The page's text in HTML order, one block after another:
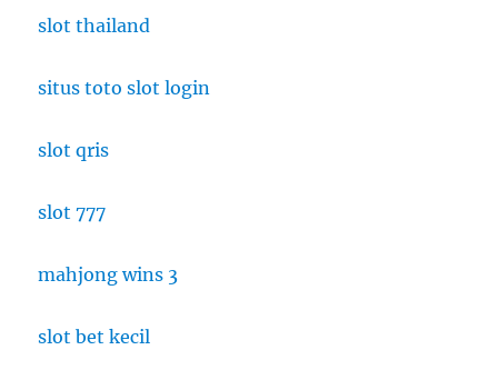
slot thailand
situs toto slot login
slot qris
slot 777
mahjong wins 3
slot bet kecil